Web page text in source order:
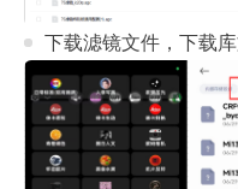
下载滤镜文件，下载